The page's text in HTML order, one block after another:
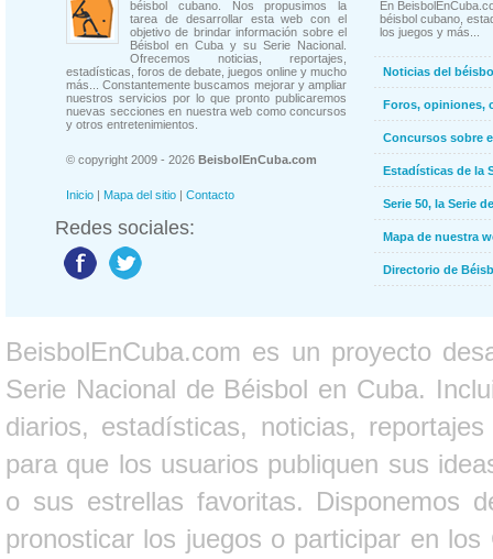
béisbol cubano. Nos propusimos la
tarea de desarrollar esta web con el
objetivo de brindar información sobre el
Béisbol en Cuba y su Serie Nacional.
Ofrecemos noticias, reportajes,
estadísticas, foros de debate, juegos online y mucho
más... Constantemente buscamos mejorar y ampliar
nuestros servicios por lo que pronto publicaremos
nuevas secciones en nuestra web como concursos
y otros entretenimientos.
© copyright 2009 - 2026 BeisbolEnCuba.com
Inicio | Mapa del sitio | Contacto
Redes sociales:
En
béisbol cubano,
los juegos y más...
Noticias del
Foros, opiniones,
Concursos sobre
Estadísticas de la
Serie 50, la Serie
Mapa de nuestra
Directorio de
BeisbolEnCuba.com es un proyecto
Serie Nacional de Béisbol en Cuba.
diarios, estadísticas, noticias,
para que los usuarios publiquen sus
o sus estrellas favoritas. Disponemos
pronosticar los juegos o participar en